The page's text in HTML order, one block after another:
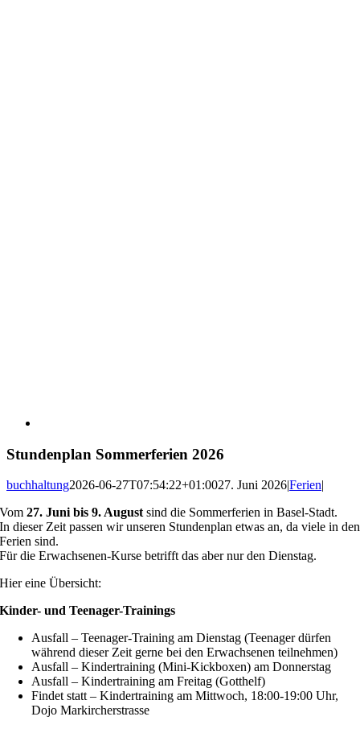
Stundenplan Sommerferien 2026
buchhaltung2026-06-27T07:54:22+01:0027. Juni 2026|Ferien|
Vom27. Juni bis 9. Augustsind die Sommerferien in Basel-Stadt.
In dieser Zeit passen wir unseren Stundenplan etwas an, da viele in den
Ferien sind.
Für die Erwachsenen-Kurse betrifft das aber nur den Dienstag.
Hier eine Übersicht:
Kinder- und Teenager-Trainings
Ausfall – Teenager-Training am Dienstag (Teenager dürfen
während dieser Zeit gerne bei den Erwachsenen teilnehmen)
Ausfall – Kindertraining (Mini-Kickboxen) am Donnerstag
Ausfall – Kindertraining am Freitag (Gotthelf)
Findet statt – Kindertraining am Mittwoch, 18:00-19:00 Uhr,
Dojo Markircherstrasse